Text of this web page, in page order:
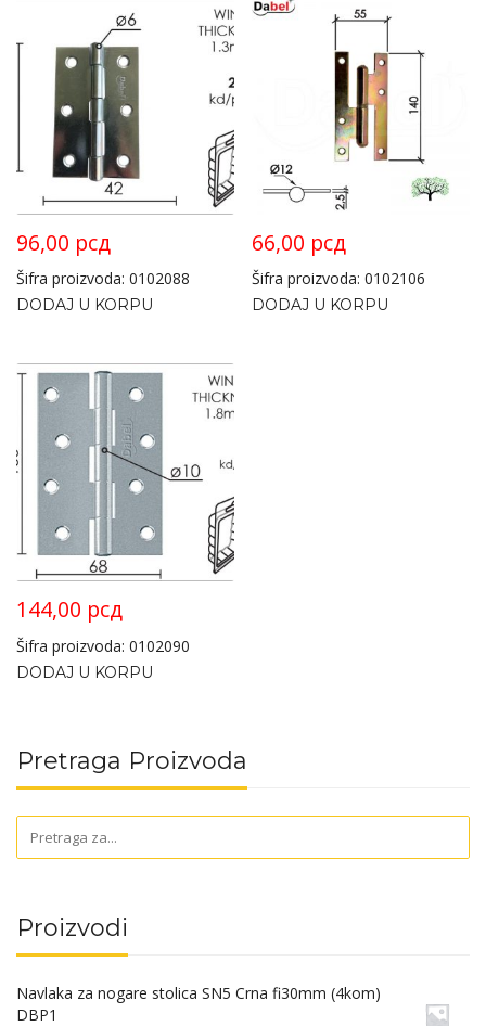
96,00 рсд
Šifra proizvoda: 0102088
DODAJ U KORPU
66,00 рсд
Šifra proizvoda: 0102106
DODAJ U KORPU
144,00 рсд
Šifra proizvoda: 0102090
DODAJ U KORPU
Pretraga Proizvoda
Proizvodi
Navlaka za nogare stolica SN5 Crna fi30mm (4kom)
DBP1